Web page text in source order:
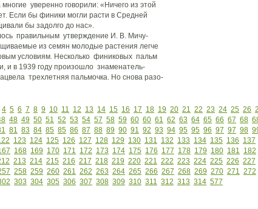
многие уверенно говорили: «Ничего из этой
Если бы финики могли расти в Средней
бы задолго до нас».
правильным утверждение И. В. Мичу-
из семян молодые растения легче
условиям. Несколько финиковых пальм
и в 1939 году произошло знаменатель-
трехлетняя пальмочка. Но снова разо-
4 5 6 7 8 9 10 11 12 13 14 15 16 17 18 19 20 21 22 23 24 25 26
48 49 50 51 52 53 54 57 58 59 60 60 61 62 63 64 65 66 67 68
81 83 84 85 85 86 87 88 89 90 91 92 93 94 95 95 96 97 97 98
123 124 125 126 127 128 129 130 131 132 133 134 135 136 137
168 169 170 171 172 173 174 175 176 177 178 179 180 181 182
213 214 215 216 217 218 219 220 221 222 223 224 225 226 227
258 259 260 261 262 263 264 265 266 267 268 269 270 271 272
303 304 305 306 307 308 309 310 311 312 313 314 577